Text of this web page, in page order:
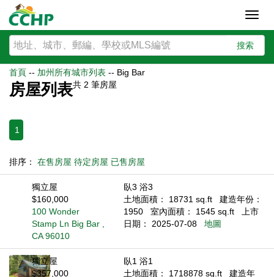
搜索
首頁 -- 加州所有城市列表 -- Big Bar
房屋列表共 2 筆房屋
1
排序： 在售房屋 待定房屋 已售房屋
獨立屋
$160,000
100 Wonder
Stamp Ln Big Bar ,
CA 96010
臥3 浴3
土地面積： 18731 sq.ft
建造年份：
1950
室內面積： 1545 sq.ft
上市
日期： 2025-07-08
地圖
獨立屋
$357,000
臥1 浴1
土地面積： 1718878 sq.ft
建造年